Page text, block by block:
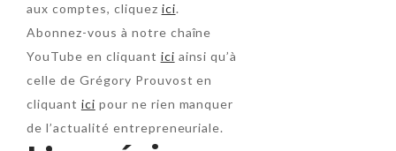
aux comptes, cliquez ici.
Abonnez-vous à notre chaîne
YouTube en cliquant ici ainsi qu’à
celle de Grégory Prouvost en
cliquant ici pour ne rien manquer
de l’actualité entrepreneuriale.